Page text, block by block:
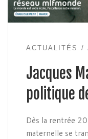
ACTUALITÉS
Jacques
politique
Dès la rentrée
maternelle se